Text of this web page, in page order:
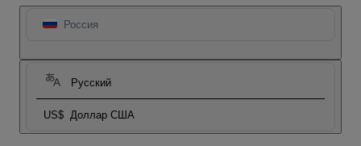
Россия
Русский
US$ Доллар США